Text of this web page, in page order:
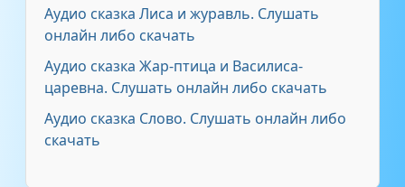
Аудио сказка Лиса и журавль. Слушать
онлайн либо скачать
Аудио сказка Жар-птица и Василиса-
царевна. Слушать онлайн либо скачать
Аудио сказка Слово. Слушать онлайн либо
скачать